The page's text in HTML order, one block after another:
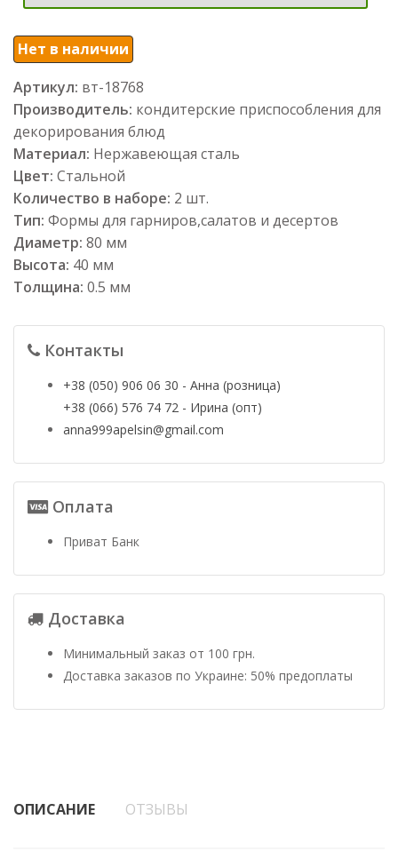
Нет в наличии
Артикул: вт-18768
Производитель: кондитерские приспособления для
декорирования блюд
Материал: Нержавеющая сталь
Цвет: Стальной
Количество в наборе: 2 шт.
Тип: Формы для гарниров,салатов и десертов
Диаметр: 80 мм
Высота: 40 мм
Толщина: 0.5 мм
Контакты
+38 (050) 906 06 30 - Анна (розница)
+38 (066) 576 74 72 - Ирина (опт)
anna999apelsin@gmail.com
Оплата
Приват Банк
Доставка
Минимальный заказ от 100 грн.
Доставка заказов по Украине: 50% предоплаты
ОПИСАНИЕ ОТЗЫВЫ